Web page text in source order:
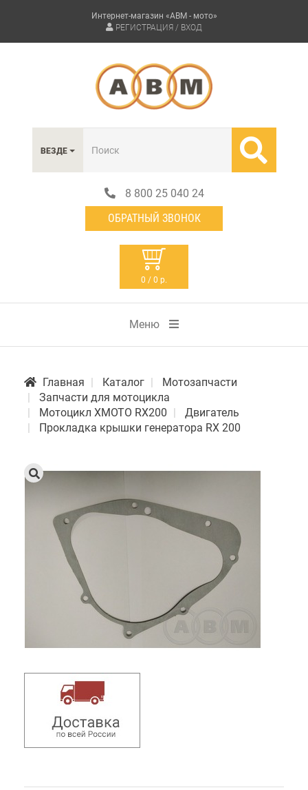
Интернет-магазин «АВМ - мото»
РЕГИСТРАЦИЯ / ВХОД
ВЕЗДЕ
8 800 25 040 24
ОБРАТНЫЙ ЗВОНОК
0 / 0 р.
Меню
Главная Каталог
Мотозапчасти
Запчасти для мотоцикла
Мотоцикл XMOTO RX200
Двигатель
Прокладка крышки генератора RX 200